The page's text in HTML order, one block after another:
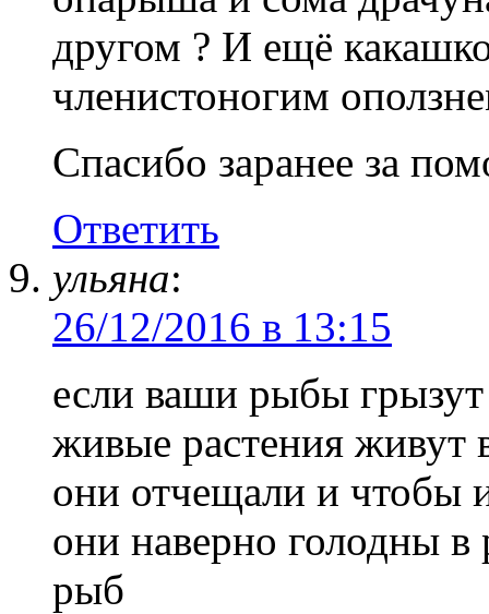
другом ? И ещё
членистоногим
Спасибо заранее за
Ответить
ульяна:
26/12/2016 в 13:15
если ваши рыбы грызут
живые растения живут
они отчещали и чтобы
они наверно голодны в
рыб